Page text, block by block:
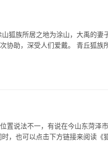
狐族所居之地为涂山，大禹的妻
协助，深受人们爱戴。 青丘狐族
置说法不一，有说在今山东菏泽
，也可以点击下方链接来阅读《